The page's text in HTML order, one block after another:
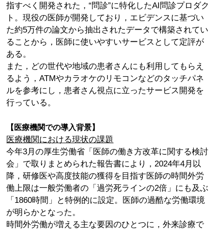
指すべく開発された，“問診”に特化したAI問診プロダク
ト。現役の医師が開発しており，エビデンスに基づい
た約5万件の論文から抽出されたデータで構築されてい
ることから，医師に使いやすいサービスとして定評が
ある。
また，どの世代や地域の患者さんにも利用してもらえ
るよう，ATMやカラオケのリモコンなどのタッチパネ
ルを参考にし，患者さん視点に立ったサービス開発を
行っている。
【医療機関での導入背景】
医療機関における現状の課題
今年3月の厚生労働省「医師の働き方改革に関する検討
会」で取りまとめられた報告書により，2024年4月以
降，研修医や高度技能の獲得を目指す医師の時間外労
働上限は一般労働者の「過労死ラインの2倍」にも及ぶ
「1860時間」と特例的に設定。医師の過酷な労働環境
が明らかとなった。
時間外労働が増える主な要因のひとつに，外来診療で